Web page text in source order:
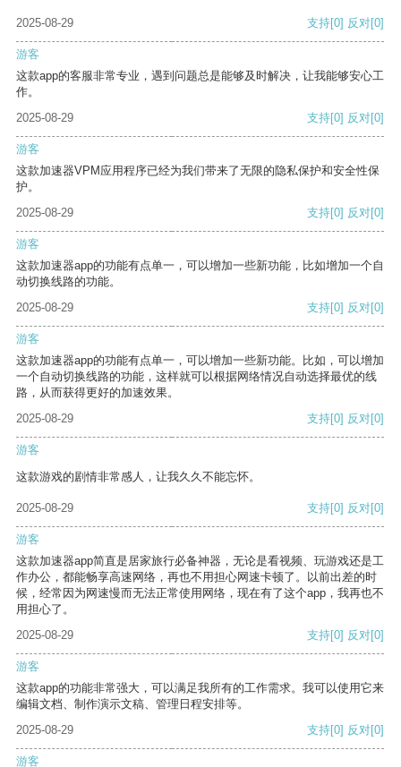
2025-08-29 支持[0] 反对[0]
游客
这款app的客服非常专业，遇到问题总是能够及时解决，让我能够安心工
作。
2025-08-29
支持[0] 反对[0]
游客
这款加速器VPM应用程序已经为我们带来了无限的隐私保护和安全性保
护。
2025-08-29
支持[0] 反对[0]
游客
这款加速器app的功能有点单一，可以增加一些新功能，比如增加一个自
动切换线路的功能。
2025-08-29
支持[0] 反对[0]
游客
这款加速器app的功能有点单一，可以增加一些新功能。比如，可以增加
一个自动切换线路的功能，这样就可以根据网络情况自动选择最优的线
路，从而获得更好的加速效果。
2025-08-29
支持[0] 反对[0]
游客
这款游戏的剧情非常感人，让我久久不能忘怀。
2025-08-29 支持[0] 反对[0]
游客
这款加速器app简直是居家旅行必备神器，无论是看视频、玩游戏还是工
作办公，都能畅享高速网络，再也不用担心网速卡顿了。以前出差的时
候，经常因为网速慢而无法正常使用网络，现在有了这个app，我再也不
用担心了。
2025-08-29
支持[0] 反对[0]
游客
这款app的功能非常强大，可以满足我所有的工作需求。我可以使用它来
编辑文档、制作演示文稿、管理日程安排等。
2025-08-29
支持[0] 反对[0]
游客